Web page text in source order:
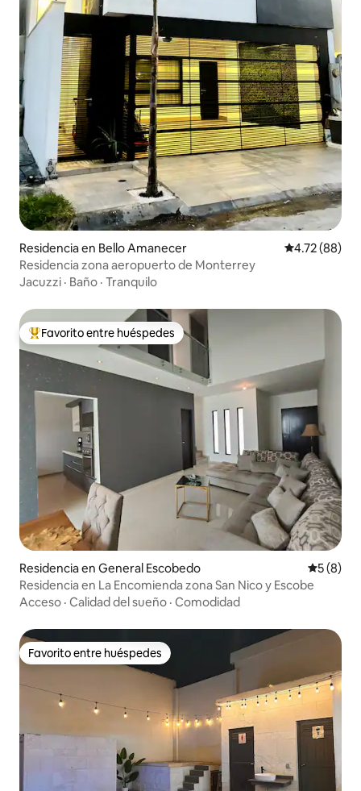
Residencia en Bello Amanecer Calificación
4.72 (88)
Residencia zona aeropuerto de Monterrey
Jacuzzi · Baño · Tranquilo
De los mejores en Favorito entre huéspedes
Favorito entre huéspedes
Residencia en General Escobedo
5 (8)
Residencia en La Encomienda zona San Nico y Escobe
Acceso · Calidad del sueño · Comodidad
Favorito entre huéspedes
Favorito entre huéspedes